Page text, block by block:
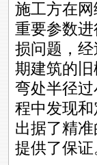
施工方在
重要参数
损问题，
期建筑的
弯处半径
程中发现
出据了精
提供了保证